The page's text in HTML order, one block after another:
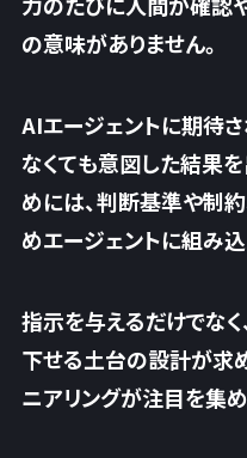
の意味がありません。
AIエージェントに期待
なくても意図した結果
めには、判断基準や制
めエージェントに組み
指示を与えるだけでなく
下せる土台の設計が求
ニアリングが注目を集め